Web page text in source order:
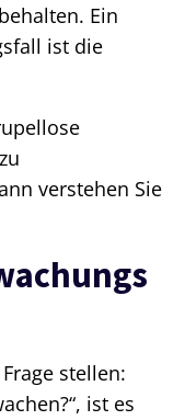
Ein
ist die
verstehen Sie
stellen:
ist es